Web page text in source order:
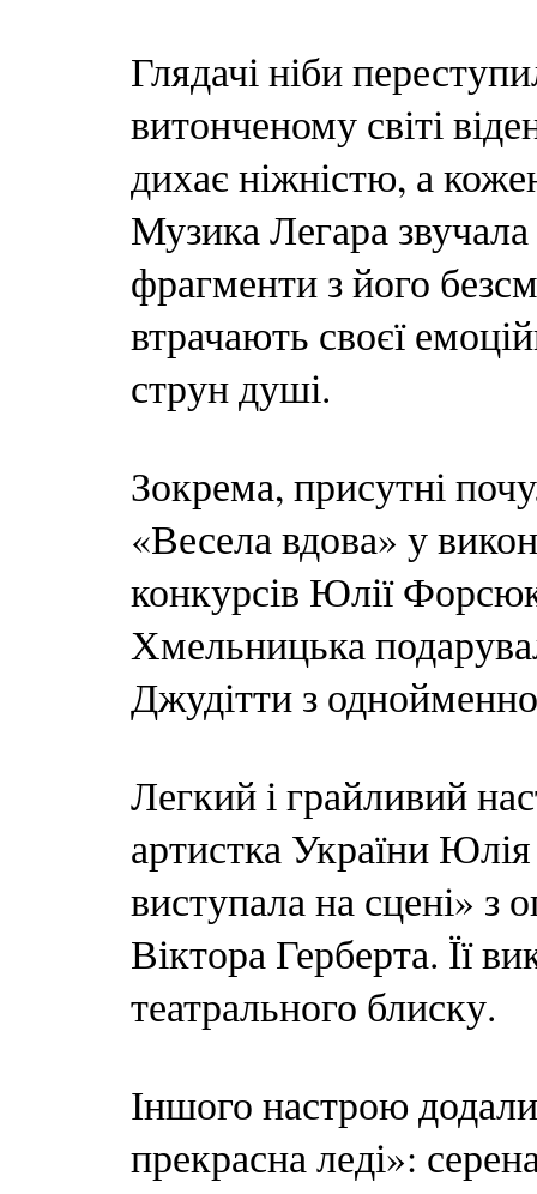
Глядачі ніби
витонченому світі
дихає ніжністю, а
Музика Легара
фрагменти з його
втрачають своєї
струн душі.
Зокрема, присутні
«Весела вдова» у
конкурсів Юлії
Хмельницька
Джудітти з
Легкий і грайливий
артистка України
виступала на сцені» з
Віктора Герберта. Її
театрального блиску.
Іншого настрою
прекрасна леді»: